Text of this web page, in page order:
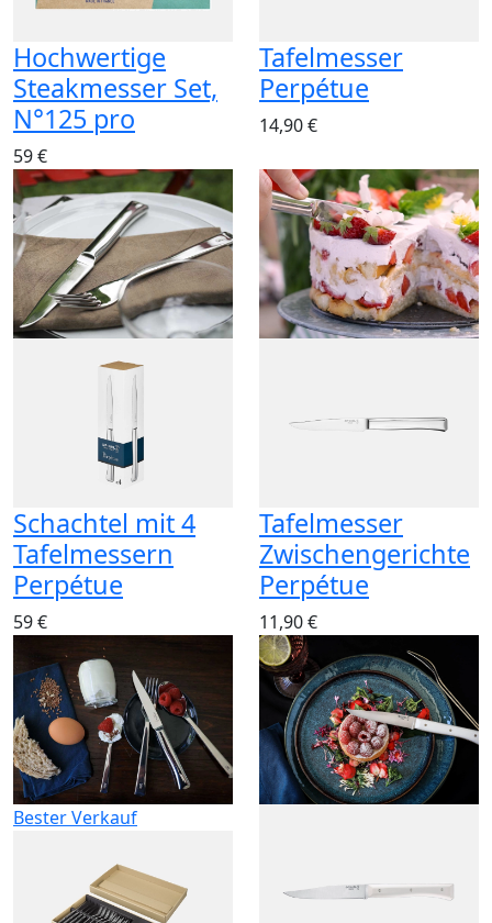
Hochwertige
Steakmesser Set,
N°125 pro
59 €
Tafelmesser
Perpétue
14,90 €
Schachtel mit 4
Tafelmessern
Perpétue
59 €
Tafelmesser
Zwischengerichte
Perpétue
11,90 €
Bester Verkauf